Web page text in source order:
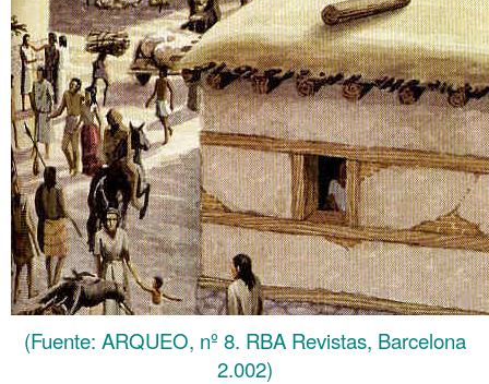
(Fuente: ARQUEO, nº 8. RBA Revistas, Barcelona
2.002)